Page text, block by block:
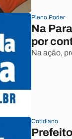
Pleno Poder
Na
por
Na ação,
Cotidiano